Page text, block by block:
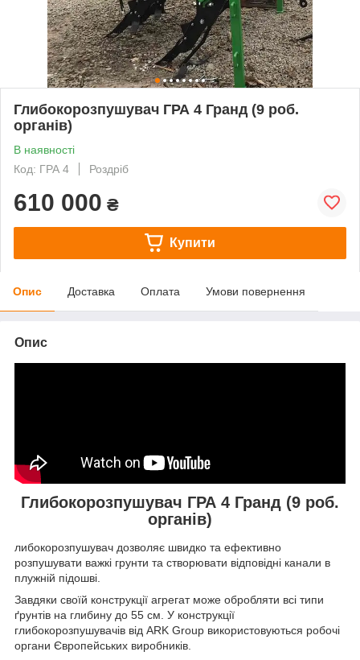
Глибокорозпушувач ГРА 4 Гранд (9 роб.
органів)
В наявності
Код: ГРА 4
Роздріб
610 000 ₴
Купити
Опис Доставка Оплата Умови повернення
Опис
Глибокорозпушувач ГРА 4 Гранд (9 роб.
органів)
либокорозпушувач дозволяє швидко та ефективно
розпушувати важкі грунти та створювати відповідні канали в
плужній підошві.
Завдяки своїй конструкції агрегат може обробляти всі типи
ґрунтів на глибину до 55 см. У конструкції
глибокорозпушувачів від ARK Group використовуються робочі
органи Європейських виробників.